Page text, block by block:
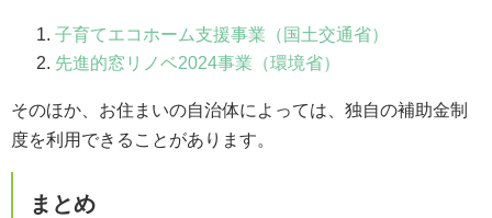
子育てエコホーム支援事業（国土交通省）
先進的窓リノベ2024事業（環境省）
そのほか、お住まいの自治体によっては、独自の補助金制
度を利用できることがあります。
まとめ